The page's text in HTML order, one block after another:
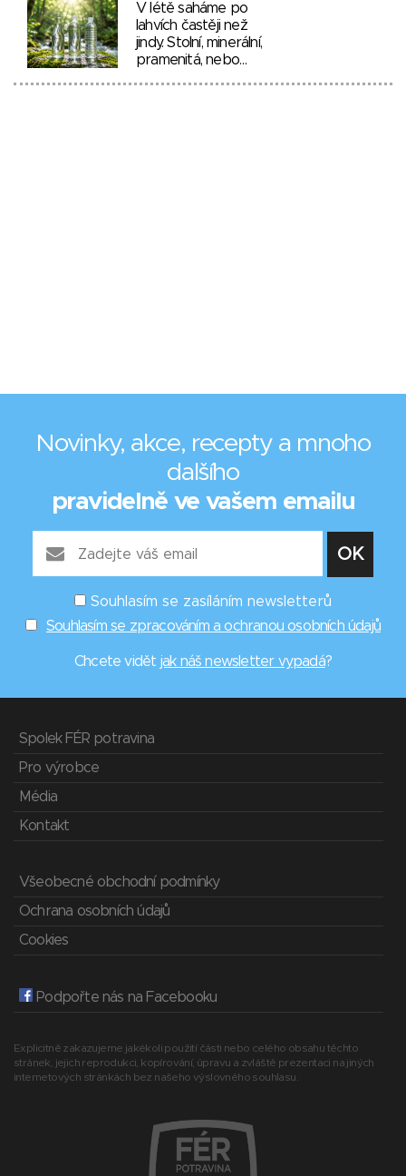
V létě saháme po
lahvích častěji než
jindy. Stolní, minerální,
pramenitá, nebo…
Novinky, akce, recepty a mnoho
dalšího
pravidelně ve vašem emailu
Souhlasím se zasíláním newsletterů
Souhlasím se zpracováním a ochranou osobních údajů
Chcete vidět jak náš newsletter vypadá?
Spolek FÉR potravina
Pro výrobce
Média
Kontakt
Všeobecné obchodní podmínky
Ochrana osobních údajů
Cookies
Podpořte nás na Facebooku
Explicitně zakazujeme jakékoli použití části nebo celého obsahu těchto
stránek, jejich reprodukci, kopírování, úpravu a zvláště prezentaci na jiných
internetových stránkách bez našeho výslovného souhlasu.